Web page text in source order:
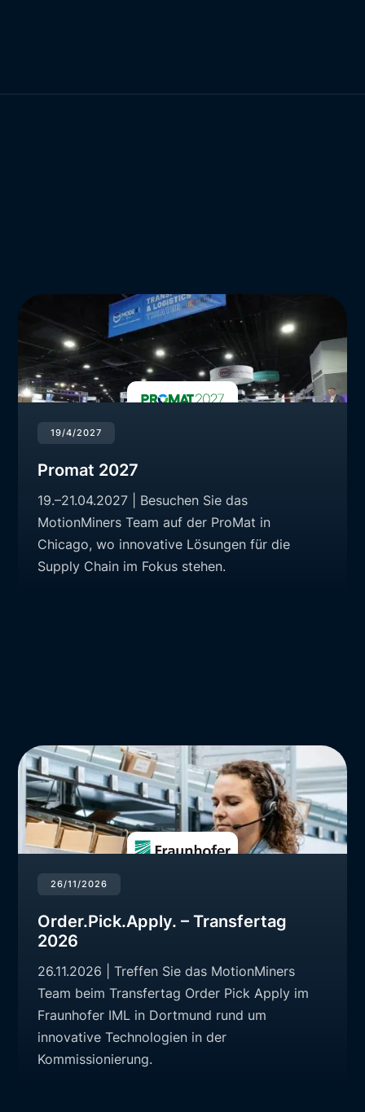
19/4/2027
Promat 2027
19.–21.04.2027 | Besuchen Sie das
MotionMiners Team auf der ProMat in
Chicago, wo innovative Lösungen für die
Supply Chain im Fokus stehen.
26/11/2026
Order.Pick.Apply. – Transfertag
2026
26.11.2026 | Treffen Sie das MotionMiners
Team beim Transfertag Order Pick Apply im
Fraunhofer IML in Dortmund rund um
innovative Technologien in der
Kommissionierung.